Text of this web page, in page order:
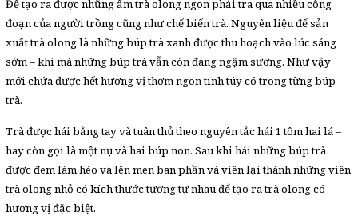
Để tạo ra được những ấm trà olong ngon phải tra qua nhiều công
đoạn của người trồng cũng như chế biến trà. Nguyên liệu để sản
xuất trà olong là những búp trà xanh được thu hoạch vào lúc sáng
sớm – khi mà những búp trà vẫn còn đang ngậm sương. Như vậy
mới chứa được hết hương vị thơm ngon tinh túy có trong từng búp
trà.
Trà được hái bằng tay và tuân thủ theo nguyên tắc hái 1 tôm hai lá –
hay còn gọi là một nụ và hai búp non. Sau khi hái những búp trà
được đem làm héo và lên men ban phần và viên lại thành những viên
trà olong nhỏ có kích thước tương tự nhau để tạo ra trà olong có
hương vị đặc biệt.